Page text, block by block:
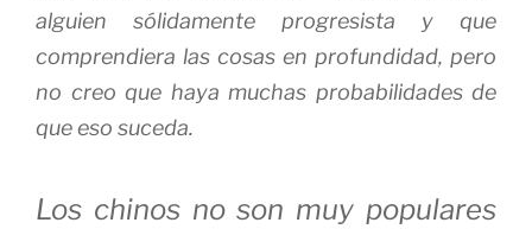
alguien sólidamente progresista y que
comprendiera las cosas en profundidad, pero
no creo que haya muchas probabilidades de
que eso suceda.
Los chinos no son muy populares